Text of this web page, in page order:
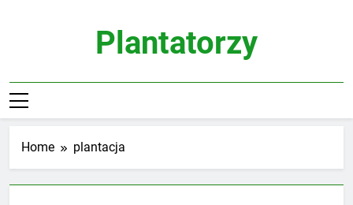
Plantatorzy
Home plantacja